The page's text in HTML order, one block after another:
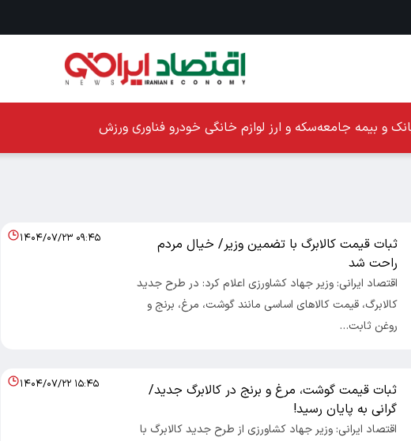
و بیمه جامعهسکه و ارز لوازم خانگی خودرو فناوری ورزش
ثبات قیمت کالابرگ با تضمین وزیر/ خیال مردم
راحت شد
اقتصاد ایرانی: وزیر جهاد کشاورزی اعلام کرد: در طرح جدید
کالابرگ، قیمت کالاهای اساسی مانند گوشت، مرغ، برنج و
روغن ثابت…
۱۴۰۴/۰۷/۲۳ ۰۹:۴۵
ثبات قیمت گوشت، مرغ و برنج در کالابرگ جدید/
گرانی به پایان رسید!
اقتصاد ایرانی: وزیر جهاد کشاورزی از طرح جدید کالابرگ با
۱۴۰۴/۰۷/۲۲ ۱۵:۴۵